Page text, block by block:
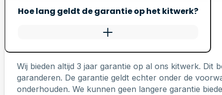
Hoe lang geldt de garantie op het kitwerk?
Wij bieden altijd 3 jaar garantie op al ons kitwerk. Dit
garanderen. De garantie geldt echter onder de
onderhouden. We kunnen geen langere garantie